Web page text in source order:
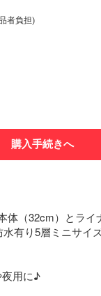
者負担)
購入手続きへ
体（32cm）とライ
水有り5層ミニサイ
用に♪